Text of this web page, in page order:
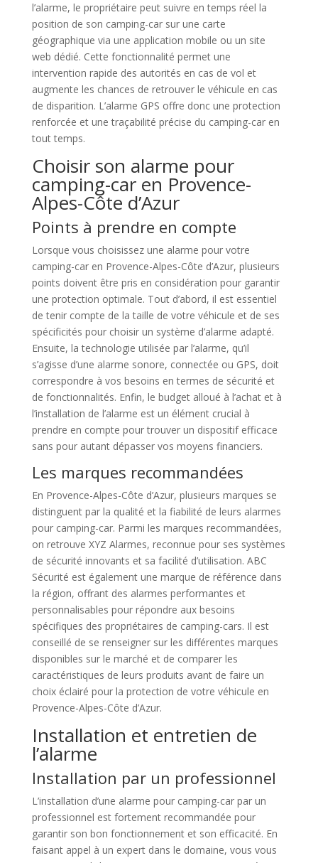
l’alarme, le propriétaire peut suivre en temps réel la
position de son camping-car sur une carte
géographique via une application mobile ou un site
web dédié. Cette fonctionnalité permet une
intervention rapide des autorités en cas de vol et
augmente les chances de retrouver le véhicule en cas
de disparition. L’alarme GPS offre donc une protection
renforcée et une traçabilité précise du camping-car en
tout temps.
Choisir son alarme pour
camping-car en Provence-
Alpes-Côte d’Azur
Points à prendre en compte
Lorsque vous choisissez une alarme pour votre
camping-car en Provence-Alpes-Côte d’Azur, plusieurs
points doivent être pris en considération pour garantir
une protection optimale. Tout d’abord, il est essentiel
de tenir compte de la taille de votre véhicule et de ses
spécificités pour choisir un système d’alarme adapté.
Ensuite, la technologie utilisée par l’alarme, qu’il
s’agisse d’une alarme sonore, connectée ou GPS, doit
correspondre à vos besoins en termes de sécurité et
de fonctionnalités. Enfin, le budget alloué à l’achat et à
l’installation de l’alarme est un élément crucial à
prendre en compte pour trouver un dispositif efficace
sans pour autant dépasser vos moyens financiers.
Les marques recommandées
En Provence-Alpes-Côte d’Azur, plusieurs marques se
distinguent par la qualité et la fiabilité de leurs alarmes
pour camping-car. Parmi les marques recommandées,
on retrouve XYZ Alarmes, reconnue pour ses systèmes
de sécurité innovants et sa facilité d’utilisation. ABC
Sécurité est également une marque de référence dans
la région, offrant des alarmes performantes et
personnalisables pour répondre aux besoins
spécifiques des propriétaires de camping-cars. Il est
conseillé de se renseigner sur les différentes marques
disponibles sur le marché et de comparer les
caractéristiques de leurs produits avant de faire un
choix éclairé pour la protection de votre véhicule en
Provence-Alpes-Côte d’Azur.
Installation et entretien de
l’alarme
Installation par un professionnel
L’installation d’une alarme pour camping-car par un
professionnel est fortement recommandée pour
garantir son bon fonctionnement et son efficacité. En
faisant appel à un expert dans le domaine, vous vous